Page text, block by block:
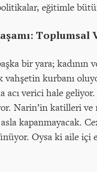
eğitimle
Toplumsal
bir yara;
kurbanı
verici hale
Narin’in katilleri
kapanmayacak.
Oysa ki aile içi